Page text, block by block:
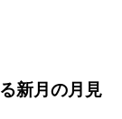
新月の月見